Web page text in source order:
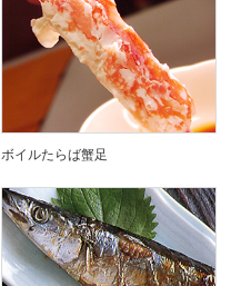
ボイルたらば蟹足